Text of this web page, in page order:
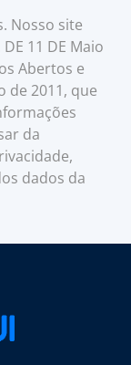
Nosso site
11 DE Maio
Abertos e
de 2011, que
da
dados da